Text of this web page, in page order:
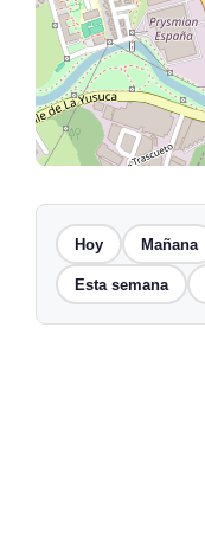
Hoy Mañana
Esta semana